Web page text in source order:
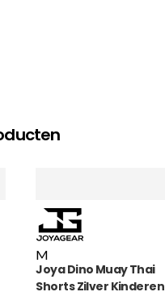
M
Joya Dino Muay Thai
Shorts Zilver Kinderen